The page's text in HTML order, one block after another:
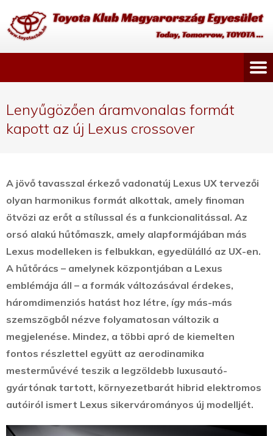
Lenyűgözően áramvonalas formát
kapott az új Lexus crossover
A jövő tavasszal érkező vadonatúj Lexus UX tervezői
olyan harmonikus formát alkottak, amely finoman
ötvözi az erőt a stílussal és a funkcionalitással. Az
orsó alakú hűtőmaszk, amely alapformájában más
Lexus modelleken is felbukkan, egyedülálló az UX-en.
A hűtőrács – amelynek központjában a Lexus
emblémája áll – a formák változásával érdekes,
háromdimenziós hatást hoz létre, így más-más
szemszögből nézve folyamatosan változik a
megjelenése. Mindez, a többi apró de kiemelten
fontos részlettel együtt az aerodinamika
mesterművévé teszik a legzöldebb luxusautó-
gyártónak tartott, környezetbarát hibrid elektromos
autóiról ismert Lexus sikervárományos új modelljét.